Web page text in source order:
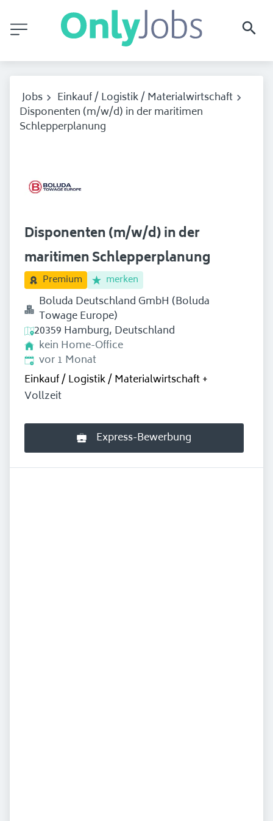
Jobs
Einkauf / Logistik / Materialwirtschaft
Disponenten (m/w/d) in der maritimen
Schlepperplanung
Disponenten (m/w/d) in der
maritimen Schlepperplanung
Premium merken
Boluda Deutschland GmbH (Boluda
Towage Europe)
20359 Hamburg, Deutschland
kein Home-Office
Erschienen:
vor 1 Monat
Einkauf / Logistik / Materialwirtschaft+
Vollzeit
Express-Bewerbung